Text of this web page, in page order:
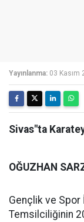
Yayınlanma: 03 Kasım
Sivas"ta
OĞUZHAN
Gençlik ve Spor
Temsilciliğinin